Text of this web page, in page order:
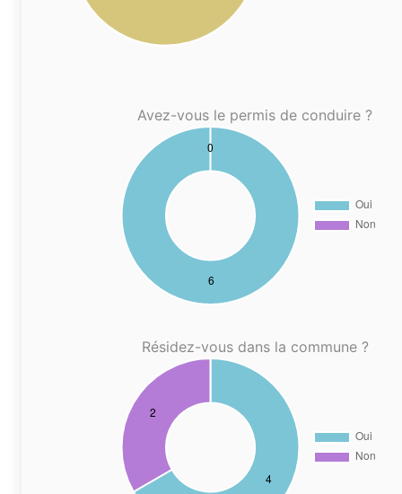
Avez-vous le permis de conduire ?
Résidez-vous dans la commune ?